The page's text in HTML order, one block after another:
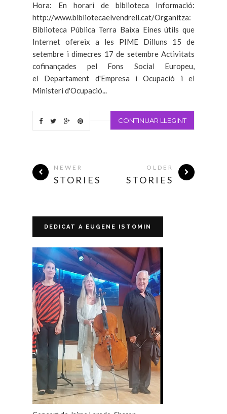
Hora: En horari de biblioteca Informació:
http://www.bibliotecaelvendrell.cat/Organitza:
Biblioteca Pública Terra Baixa Eines útils que
Internet ofereix a les PIME Dilluns 15 de
setembre i dimecres 17 de setembre Activitats
cofinançades pel Fons Social Europeu,
el Departament d'Empresa i Ocupació i el
Ministeri d'Ocupació...
CONTINUAR LLEGINT
NEWER
STORIES
OLDER
STORIES
DEDICAT A EUGENE ISTOMIN